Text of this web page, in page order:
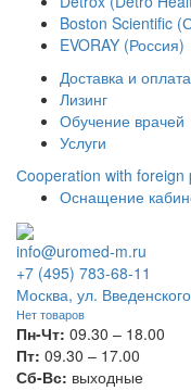
Boston Scientific
EVORAY (Россия)
Доставка и оплата
Лизинг
Обучение врачей
Услуги
Сooperation with foreign
Оснащение
info@uromed-m.ru
+7 (495) 783-68-11
Москва, ул.
Нет товаров
Пн-Чт: 09.30 – 18.00
Пт: 09.30 – 17.00
Сб-Вс: выходные